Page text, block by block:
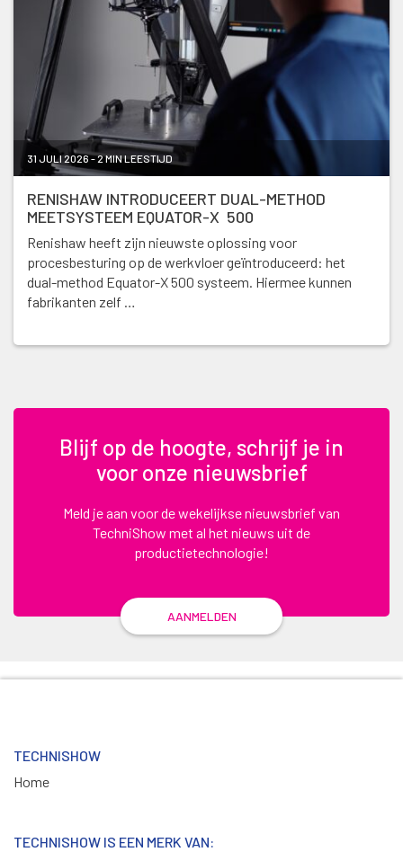
31 JULI 2026 - 2 MIN LEESTIJD
RENISHAW INTRODUCEERT DUAL-METHOD
MEETSYSTEEM EQUATOR-X 500
Renishaw heeft zijn nieuwste oplossing voor
procesbesturing op de werkvloer geïntroduceerd: het
dual-method Equator-X 500 systeem. Hiermee kunnen
fabrikanten zelf …
Blijf op de hoogte, schrijf je in
voor onze nieuwsbrief
Meld je aan voor de wekelijkse nieuwsbrief van
TechniShow met al het nieuws uit de
productietechnologie!
AANMELDEN
TECHNISHOW
Home
TECHNISHOW IS EEN MERK VAN: